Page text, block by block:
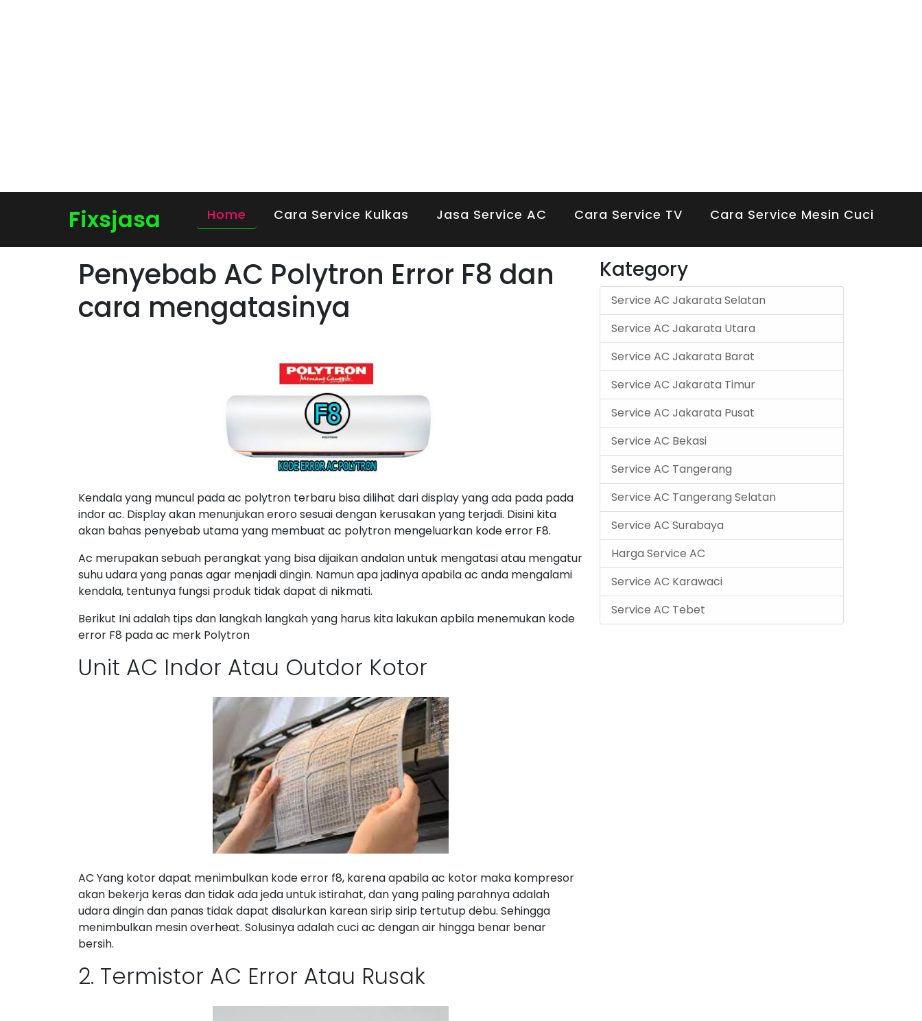
Fixsjasa Home Cara Service Kulkas Jasa Service AC Cara Service TV Cara Service Mesin Cuci
Penyebab AC Polytron Error F8 dan
cara mengatasinya
Kendala yang muncul pada ac polytron terbaru bisa dilihat dari display yang ada pada pada
indor ac. Display akan menunjukan eroro sesuai dengan kerusakan yang terjadi. Disini kita
akan bahas penyebab utama yang membuat ac polytron mengeluarkan kode error F8.
Ac merupakan sebuah perangkat yang bisa dijaikan andalan untuk mengatasi atau mengatur
suhu udara yang panas agar menjadi dingin. Namun apa jadinya apabila ac anda mengalami
kendala, tentunya fungsi produk tidak dapat di nikmati.
Berikut Ini adalah tips dan langkah langkah yang harus kita lakukan apbila menemukan kode
error F8 pada ac merk Polytron
Unit AC Indor Atau Outdor Kotor
AC Yang kotor dapat menimbulkan kode error f8, karena apabila ac kotor maka kompresor
akan bekerja keras dan tidak ada jeda untuk istirahat, dan yang paling parahnya adalah
udara dingin dan panas tidak dapat disalurkan karean sirip sirip tertutup debu. Sehingga
menimbulkan mesin overheat. Solusinya adalah cuci ac dengan air hingga benar benar
bersih.
2. Termistor AC Error Atau Rusak
Kategory
Service AC Jakarata Selatan
Service AC Jakarata Utara
Service AC Jakarata Barat
Service AC Jakarata Timur
Service AC Jakarata Pusat
Service AC Bekasi
Service AC Tangerang
Service AC Tangerang Selatan
Service AC Surabaya
Harga Service AC
Service AC Karawaci
Service AC Tebet